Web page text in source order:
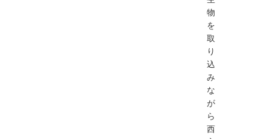
物
を
取
り
込
み
な
が
ら
⻄